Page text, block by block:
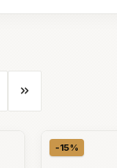
Sconto
-15%